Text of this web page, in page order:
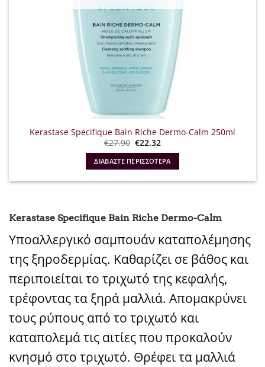
Kerastase Specifique Bain Riche Dermo-Calm 250ml
€27.90 Original
was:
€27.90.
€22.32Η
τιμή
είναι:
€22.32.
ΔΙΑΒΆΣΤΕ ΠΕΡΙΣΣΌΤΕΡΑ
Kerastase Specifique Bain Riche Dermo-Calm
Υποαλλεργικό σαμπουάν καταπολέμησης
της ξηροδερμίας. Καθαρίζει σε βάθος και
περιποιείται το τριχωτό της κεφαλής,
τρέφοντας τα ξηρά μαλλιά. Απομακρύνει
τους ρύπους από το τριχωτό και
καταπολεμά τις αιτίες που προκαλούν
κνησμό στο τριχωτό. Θρέφει τα μαλλιά